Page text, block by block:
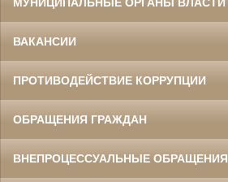
ВАКАНСИИ
ПРОТИВОДЕЙСТВИЕ КОРРУПЦИИ
ОБРАЩЕНИЯ ГРАЖДАН
ВНЕПРОЦЕССУАЛЬНЫЕ ОБРАЩЕНИЯ